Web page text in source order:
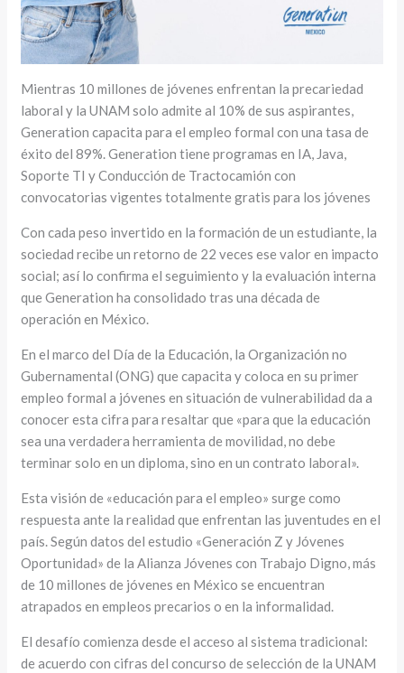
Mientras 10 millones de jóvenes enfrentan la precariedad
laboral y la UNAM solo admite al 10% de sus aspirantes,
Generation capacita para el empleo formal con una tasa de
éxito del 89%. Generation tiene programas en IA, Java,
Soporte TI y Conducción de Tractocamión con
convocatorias vigentes totalmente gratis para los jóvenes
Con cada peso invertido en la formación de un estudiante, la
sociedad recibe un retorno de 22 veces ese valor en impacto
social; así lo confirma el seguimiento y la evaluación interna
que Generation ha consolidado tras una década de
operación en México.
En el marco del Día de la Educación, la Organización no
Gubernamental (ONG) que capacita y coloca en su primer
empleo formal a jóvenes en situación de vulnerabilidad da a
conocer esta cifra para resaltar que «para que la educación
sea una verdadera herramienta de movilidad, no debe
terminar solo en un diploma, sino en un contrato laboral».
Esta visión de «educación para el empleo» surge como
respuesta ante la realidad que enfrentan las juventudes en el
país. Según datos del estudio «Generación Z y Jóvenes
Oportunidad» de la Alianza Jóvenes con Trabajo Digno, más
de 10 millones de jóvenes en México se encuentran
atrapados en empleos precarios o en la informalidad.
El desafío comienza desde el acceso al sistema tradicional:
de acuerdo con cifras del concurso de selección de la UNAM